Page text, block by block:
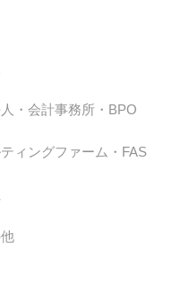
・会計事務所・BPO
ィングファーム・FAS